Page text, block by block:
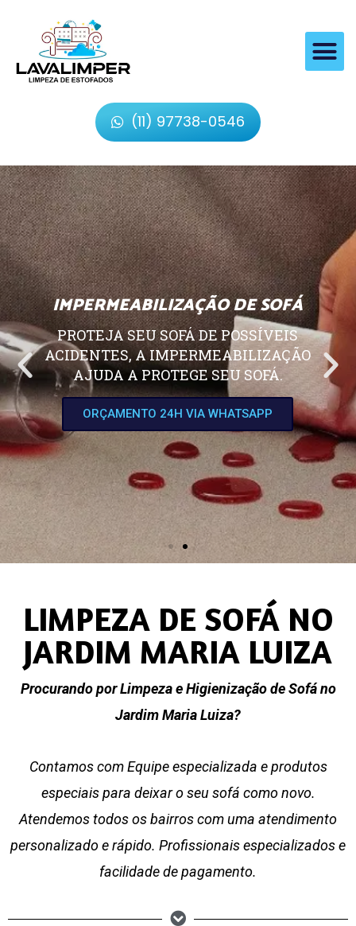
(11) 97738-0546
IMPERMEABILIZAÇÃO DE SOFÁ
PROTEJA SEU SOFÁ DE POSSÍVEIS
ACIDENTES, A IMPERMEABILIZAÇÃO
AJUDA A PROTEGE SEU SOFÁ.
ORÇAMENTO 24H VIA WHATSAPP
LIMPEZA DE SOFÁ NO
JARDIM MARIA LUIZA
Procurando por Limpeza e Higienização de Sofá no
Jardim Maria Luiza?
Contamos com Equipe especializada e produtos
especiais para deixar o seu sofá como novo.
Atendemos todos os bairros com uma atendimento
personalizado e rápido. Profissionais especializados e
facilidade de pagamento.